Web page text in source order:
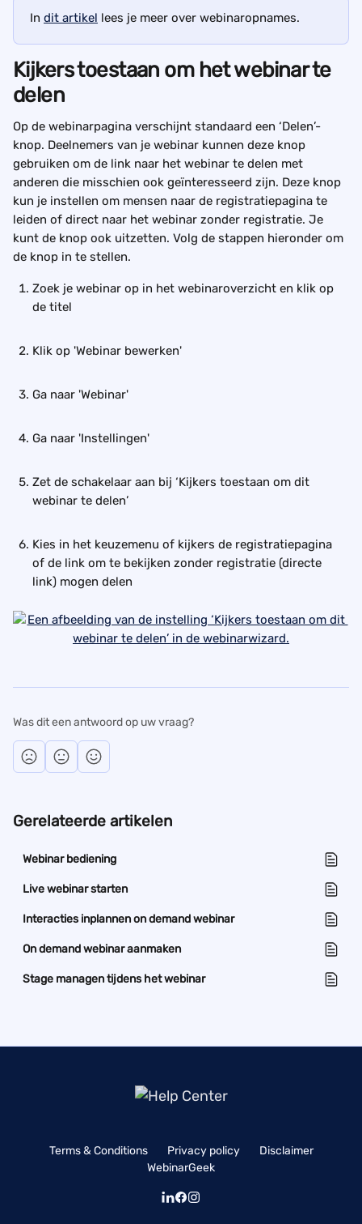
In dit artikel lees je meer over webinaropnames.
Kijkers toestaan om het webinar te
delen
Op de webinarpagina verschijnt standaard een ‘Delen’-
knop. Deelnemers van je webinar kunnen deze knop
gebruiken om de link naar het webinar te delen met
anderen die misschien ook geïnteresseerd zijn. Deze knop
kun je instellen om mensen naar de registratiepagina te
leiden of direct naar het webinar zonder registratie. Je
kunt de knop ook uitzetten. Volg de stappen hieronder om
de knop in te stellen.
Zoek je webinar op in het webinaroverzicht en klik op
de titel
Klik op 'Webinar bewerken'
Ga naar 'Webinar'
Ga naar 'Instellingen'
Zet de schakelaar aan bij ‘Kijkers toestaan om dit
webinar te delen’
Kies in het keuzemenu of kijkers de registratiepagina
of de link om te bekijken zonder registratie (directe
link) mogen delen
Was dit een antwoord op uw vraag?
Gerelateerde artikelen
Webinar bediening
Live webinar starten
Interacties inplannen on demand webinar
On demand webinar aanmaken
Stage managen tijdens het webinar
Terms & Conditions Privacy policy
Disclaimer
WebinarGeek